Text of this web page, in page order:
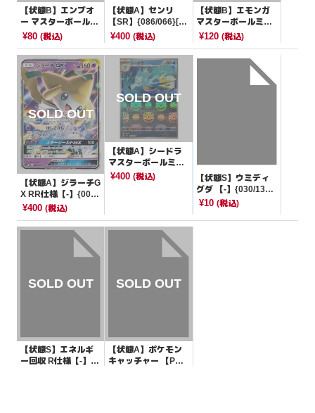
【状態B】エンブオ
ー マスターボールミ
ラー【R】{013/086}
¥80 (税込)
【状態A】センリ
【SR】{086/066}[S
V4K]
¥400(税込)
【状態B】エモンガ
マスターボールミラ
ー【C】{032/086}[S
¥120 (税込)
【状態A】ジラーチG
X RR仕様【-】{002/
031}[smM]
¥400 (税込)
【状態A】シードラ
マスターボールミラ
ー【U】{117/165}[S
¥400(税込)
【状態S】ウミディ
グダ 【-】{030/139}
[SVD]
¥10 (税込)
【状態S】エネルギ
ー回収 R仕様【-】{0
【状態A】ポケモン
キャッチャー 【P】